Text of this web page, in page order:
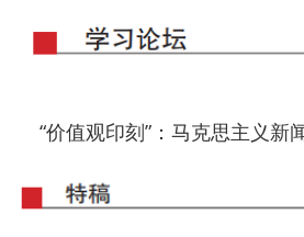
“价值观印刻”：马克思主义